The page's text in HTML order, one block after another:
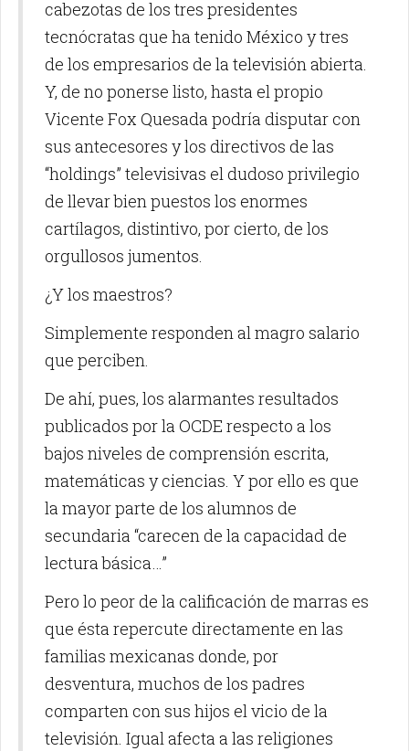
cabezotas de los tres presidentes
tecnócratas que ha tenido México y tres
de los empresarios de la televisión abierta.
Y, de no ponerse listo, hasta el propio
Vicente Fox Quesada podría disputar con
sus antecesores y los directivos de las
“holdings” televisivas el dudoso privilegio
de llevar bien puestos los enormes
cartílagos, distintivo, por cierto, de los
orgullosos jumentos.
¿Y los maestros?
Simplemente responden al magro salario
que perciben.
De ahí, pues, los alarmantes resultados
publicados por la OCDE respecto a los
bajos niveles de comprensión escrita,
matemáticas y ciencias. Y por ello es que
la mayor parte de los alumnos de
secundaria “carecen de la capacidad de
lectura básica…”
Pero lo peor de la calificación de marras es
que ésta repercute directamente en las
familias mexicanas donde, por
desventura, muchos de los padres
comparten con sus hijos el vicio de la
televisión. Igual afecta a las religiones